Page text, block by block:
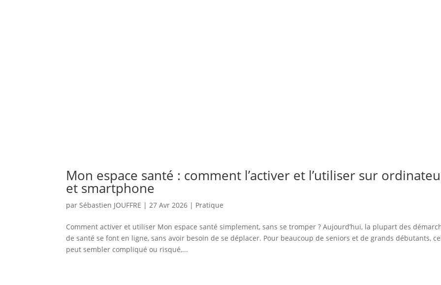
Mon espace santé : comment l’activer et l’utiliser sur
et smartphone
parSébastien JOUFFRE |27 Avr 2026 | Pratique
Comment activer et utiliser Mon espace santé simplement, sans se tromper ? Aujourd’hui, la plupart des
de santé se font en ligne, sans avoir besoin de se déplacer. Pour beaucoup de seniors et de grands débutants,
peut sembler compliqué ou risqué,...